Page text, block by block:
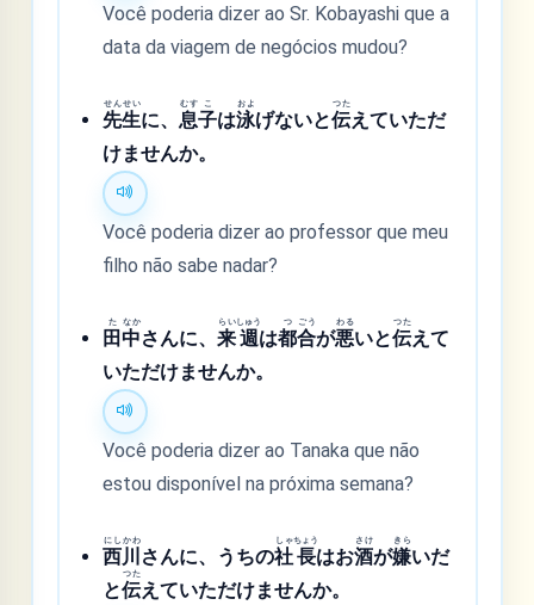
Você poderia dizer ao Sr. Kobayashi que a
data da viagem de negócios mudou?
先
せん
生
せい
に、 息
むす
子
こ
は泳
およ
げないと伝
つた
えていただ
けませんか。
Você poderia dizer ao professor que meu
filho não sabe nadar?
田
た
中
なか
さんに、来
らい
週
しゅう
は都
つ
合
ごう
が悪
わる
いと伝
つた
えて
いただけませんか。
Você poderia dizer ao Tanaka que não
estou disponível na próxima semana?
西
にし
川
かわ
さんに、うちの社
しゃ
長
ちょう
はお酒
さけ
が嫌
きら
いだ
と伝
つた
えていただけませんか。